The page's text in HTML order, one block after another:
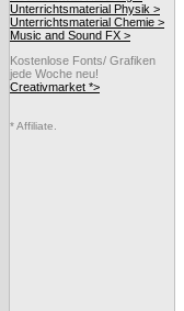
Unterrichtsmaterial Physik >
Unterrichtsmaterial Chemie >
Music and Sound FX >
Kostenlose Fonts/ Grafiken
jede Woche neu!
Creativmarket *>
* Affiliate.